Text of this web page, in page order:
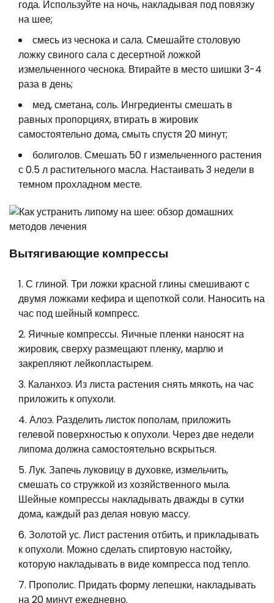
года. Используйте на ночь, накладывая под повязку
на шее;
смесь из чеснока и сала. Смешайте столовую
ложку свиного сала с десертной ложкой
измельченного чеснока. Втирайте в место шишки 3-4
раза в день;
мед, сметана, соль. Ингредиенты смешать в
равных пропорциях, втирать в жировик
самостоятельно дома, смыть спустя 20 минут;
болиголов. Смешать 50 г измельченного растения
с 0.5 л растительного масла. Настаивать 3 недели в
темном прохладном месте.
Вытягивающие компрессы
С глиной. Три ложки красной глины смешивают с
двумя ложками кефира и щепоткой соли. Наносить на
час под шейный компресс.
Яичные компрессы. Яичные пленки наносят на
жировик, сверху размещают пленку, марлю и
закрепляют лейкопластырем.
Каланхоэ. Из листа растения снять мякоть, на час
приложить к опухоли.
Алоэ. Разделить листок пополам, приложить
гелевой поверхностью к опухоли. Через две недели
липома должна самостоятельно вскрыться.
Лук. Запечь луковицу в духовке, измельчить,
смешать со стружкой из хозяйственного мыла.
Шейные компрессы накладывать дважды в сутки
дома, каждый раз делая новую массу.
Золотой ус. Лист растения отбить, и прикладывать
к опухоли. Можно сделать спиртовую настойку,
которую накладывать в виде компресса под тепло.
Прополис. Придать форму лепешки, накладывать
на 20 минут ежедневно.